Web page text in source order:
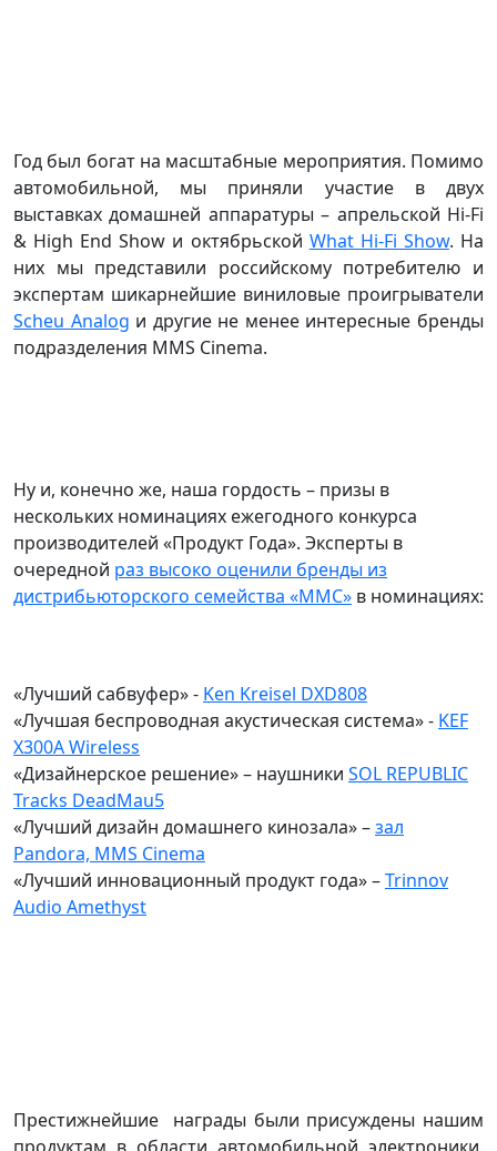
Год был богат на масштабные мероприятия. Помимо
автомобильной, мы приняли участие в двух
выставках домашней аппаратуры – апрельской Hi-Fi
& High End Show и октябрьской What Hi-Fi Show. На
них мы представили российскому потребителю и
экспертам шикарнейшие виниловые проигрыватели
Scheu Analog и другие не менее интересные бренды
подразделения MMS Cinema.
Ну и, конечно же, наша гордость – призы в
нескольких номинациях ежегодного конкурса
производителей «Продукт Года». Эксперты в
очередной раз высоко оценили бренды из
дистрибьюторского семейства «ММС» в номинациях:
«Лучший сабвуфер» - Ken Kreisel DXD808
«Лучшая беспроводная акустическая система» - KEF
X300A Wireless
«Дизайнерское решение» – наушники SOL REPUBLIC
Tracks DeadMau5
«Лучший дизайн домашнего кинозала» –зал
Pandora, MMS Cinema
«Лучший инновационный продукт года» –Trinnov
Audio Amethyst
Престижнейшие награды были присуждены нашим